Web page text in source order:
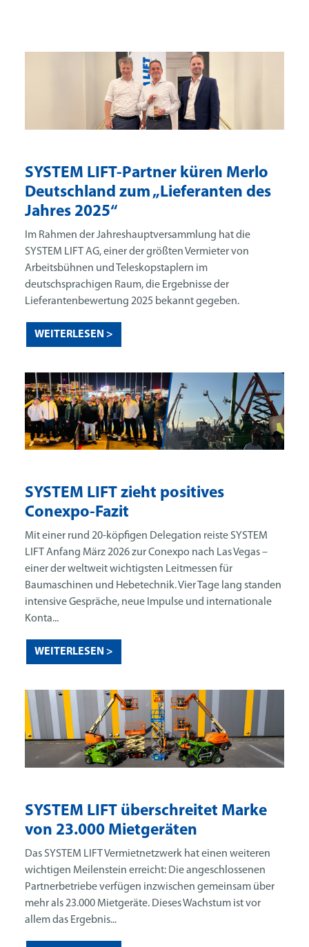
SYSTEM LIFT überschreitet Marke
von 23.000 Mietgeräten
Das SYSTEM LIFT Vermietnetzwerk hat einen weiteren
wichtigen Meilenstein erreicht: Die angeschlossenen
Partnerbetriebe verfügen inzwischen gemeinsam über
mehr als 23.000 Mietgeräte. Dieses Wachstum ist vor
allem das Ergebnis...
SYSTEM LIFT zieht positives
Conexpo-Fazit
Mit einer rund 20-köpfigen Delegation reiste SYSTEM
LIFT Anfang März 2026 zur Conexpo nach Las Vegas –
einer der weltweit wichtigsten Leitmessen für
Baumaschinen und Hebetechnik. Vier Tage lang standen
intensive Gespräche, neue Impulse und internationale
Konta...
WEITERLESEN >
SYSTEM LIFT-Partner küren Merlo
Deutschland zum „Lieferanten des
Jahres 2025“
Im Rahmen der Jahreshauptversammlung hat die
SYSTEM LIFT AG, einer der größten Vermieter von
Arbeitsbühnen und Teleskopstaplern im
deutschsprachigen Raum, die Ergebnisse der
Lieferantenbewertung 2025 bekannt gegeben.
WEITERLESEN >